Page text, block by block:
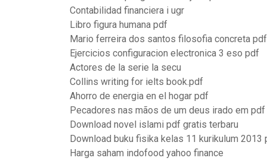
Contabilidad financiera i ugr
Libro figura humana pdf
Mario ferreira dos santos filosofia concreta pdf
Ejercicios configuracion electronica 3 eso pdf
Actores de la serie la secu
Collins writing for ielts book.pdf
Ahorro de energia en el hogar pdf
Pecadores nas mãos de um deus irado em pdf
Download novel islami pdf gratis terbaru
Download buku fisika kelas 11 kurikulum 2013
Harga saham indofood yahoo finance